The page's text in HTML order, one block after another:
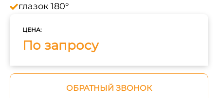
глазок 180°
ЦЕНА:
По запросу
ОБРАТНЫЙ ЗВОНОК